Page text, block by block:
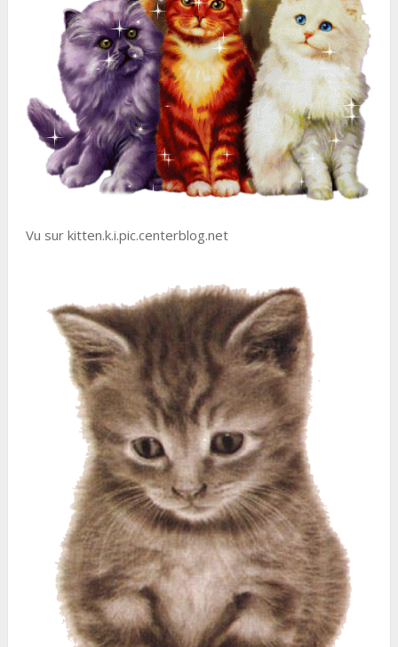
Vu sur kitten.k.i.pic.centerblog.net